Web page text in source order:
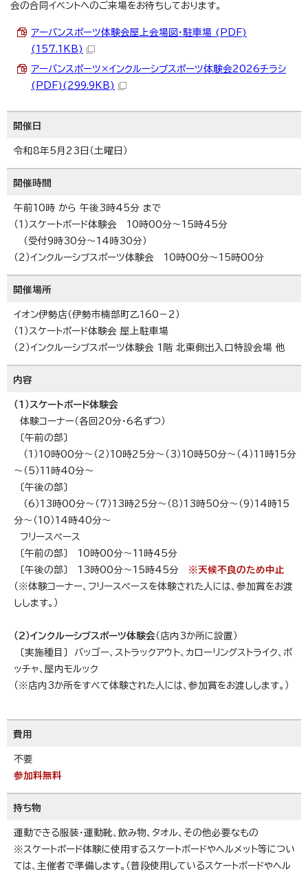
会の合同イベントへのご来場をお待ちしております。
アーバンスポーツ体験会屋上会場図・駐車場 (PDF)
(157.1KB)
アーバンスポーツ×インクルーシブスポーツ体験会2026チラシ
(PDF)(299.9KB)
開催日
令和8年5月23日（土曜日）
開催時間
午前10時 から 午後3時45分 まで
（1）スケートボード体験会 10時00分～15時45分
（受付9時30分～14時30分）
（2）インクルーシブスポーツ体験会 10時00分～15時00分
開催場所
イオン伊勢店（伊勢市楠部町乙160－2）
（1）スケートボード体験会 屋上駐車場
（2）インクルーシブスポーツ体験会 1階 北東側出入口特設会場 他
内容
（1）スケートボード体験会
体験コーナー（各回20分・6名ずつ）
〔午前の部〕
（1）10時00分～（2）10時25分～（3）10時50分～（4）11時15分
～（5）11時40分～
〔午後の部〕
（6）13時00分～（7）13時25分～（8）13時50分～（9）14時15
分～（10）14時40分～
フリースペース
〔午前の部〕 10時00分～11時45分
〔午後の部〕 13時00分～15時45分 ※天候不良のため中止
（※体験コーナー、フリースペースを体験された人には、参加賞をお渡
しします。）
（2）インクルーシブスポーツ体験会（店内3か所に設置）
〔実施種目〕 バッゴー、ストラックアウト、カローリングストライク、ボ
ッチャ、屋内モルック
（※店内3か所をすべて体験された人には、参加賞をお渡しします。）
費用
不要
参加料無料
持ち物
運動できる服装・運動靴、飲み物、タオル、その他必要なもの
※スケートボード体験に使用するスケートボードやヘルメット等につい
ては、主催者で準備します。（普段使用しているスケートボードやヘル